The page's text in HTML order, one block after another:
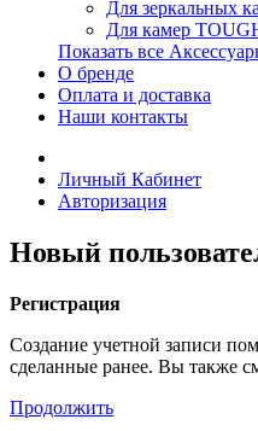
Для зеркальных
Для камер
Показать все
О бренде
Оплата и доставка
Наши контакты
Личный Кабинет
Авторизация
Новый
Регистрация
Создание учетной записи
сделанные ранее. Вы также
Продолжить